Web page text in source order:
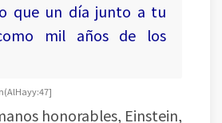
que un día junto a tu
mil años de los
(Al Hayy:47]
honorables, Einstein,